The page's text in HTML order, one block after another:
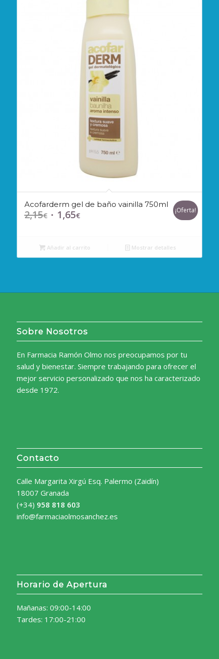
Acofarderm gel de baño vainilla 750ml
2,15€ El
era:
1,65€El
es:
¡Oferta!
Añadir al carrito Mostrar detalles
Sobre Nosotros
En Farmacia Ramón Olmo nos preocupamos por tu
salud y bienestar. Siempre trabajando para ofrecer el
mejor servicio personalizado que nos ha caracterizado
desde 1972.
Contacto
Calle Margarita Xirgú Esq. Palermo (Zaidín)
18007 Granada
(+34) 958 818 603
info@farmaciaolmosanchez.es
Horario de Apertura
Mañanas: 09:00-14:00
Tardes: 17:00-21:00